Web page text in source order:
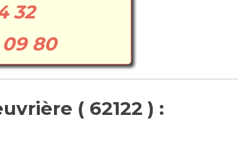
32
09 80
( 62122 ) :